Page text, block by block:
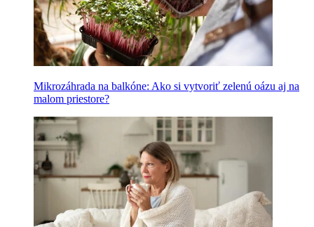
Mikrozáhrada na balkóne: Ako si vytvoriť zelenú oázu aj na
malom priestore?